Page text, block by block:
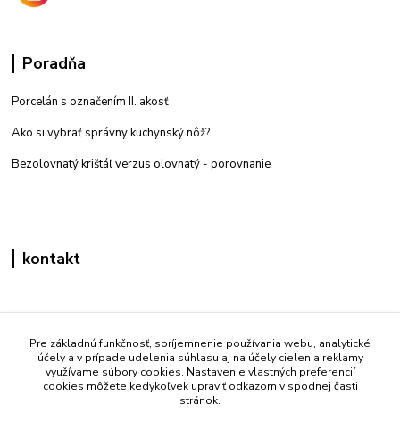
Poradňa
Porcelán s označením II. akosť
Ako si vybrať správny kuchynský nôž?
Bezolovnatý krištáľ verzus olovnatý - porovnanie
kontakt
+421 908 861 051
(Po - Pia 7:30-15:30)
info@mati.sk
Pre základnú funkčnosť, spríjemnenie používania webu, analytické
účely a v prípade udelenia súhlasu aj na účely cielenia reklamy
využívame súbory cookies. Nastavenie vlastných preferencií
cookies môžete kedykoľvek upraviť odkazom v spodnej časti
stránok.